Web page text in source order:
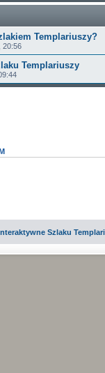
Templariuszy?
20:56
Templariuszy
Szlaku